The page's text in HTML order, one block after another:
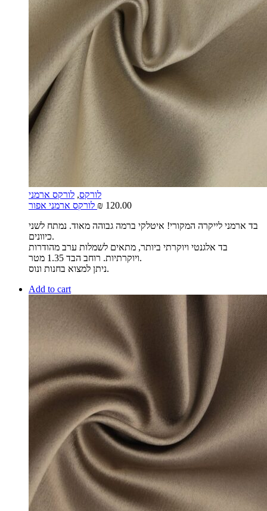
לורקס, לורקס ארמני
₪ 120.00
בד ארמני לייקרה המקורי! איטלקי ברמה גבוהה מאוד. נמתח לשני
כיוונים.
בד אלגנטי ויוקרתי ביותר, מתאים לשמלות ערב מהודרות
ויוקרתיות. רוחב הבד 1.35 מטר.
ניתן למצוא בחנות ונוס.
Add to cart